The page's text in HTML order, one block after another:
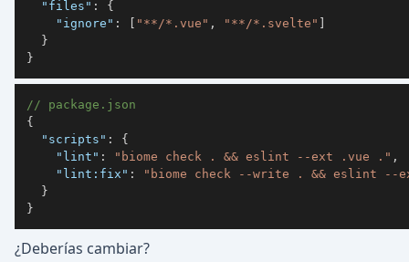
"files" :
{
"ignore" : [ "**/*.vue" , "**/*.svelte" ]
}
}
// package.json
{
"scripts" :
{
"lint" : "biome check . && eslint --ext .vue ." ,
"lint:fix" :
"biome check --write . && eslint
}
}
¿Deberías cambiar?